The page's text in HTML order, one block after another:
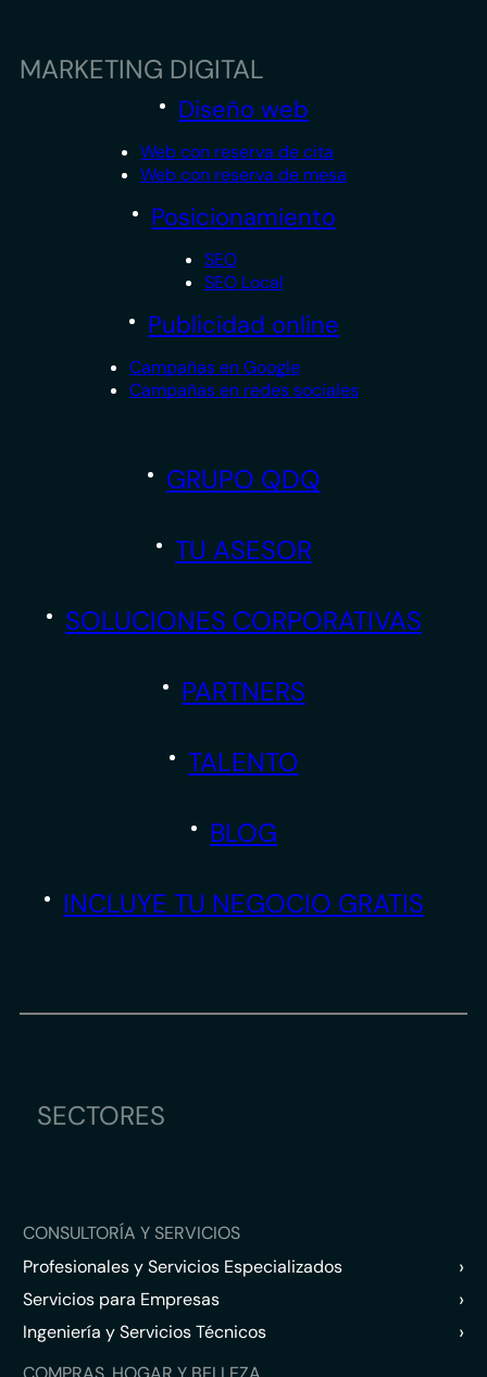
MARKETING DIGITAL
Diseño web
Web con reserva de cita
Web con reserva de mesa
Posicionamiento
SEO
SEO Local
Publicidad online
Campañas en Google
Campañas en redes sociales
GRUPO QDQ
TU ASESOR
SOLUCIONES CORPORATIVAS
PARTNERS
TALENTO
BLOG
INCLUYE TU NEGOCIO GRATIS
SECTORES
CONSULTORÍA Y SERVICIOS
Profesionales y Servicios Especializados
›
Servicios para Empresas ›
Ingeniería y Servicios Técnicos ›